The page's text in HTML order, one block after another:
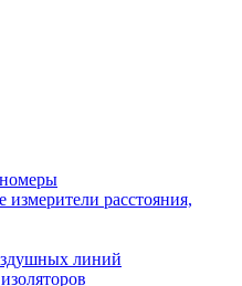
измерители расстояния,
линий